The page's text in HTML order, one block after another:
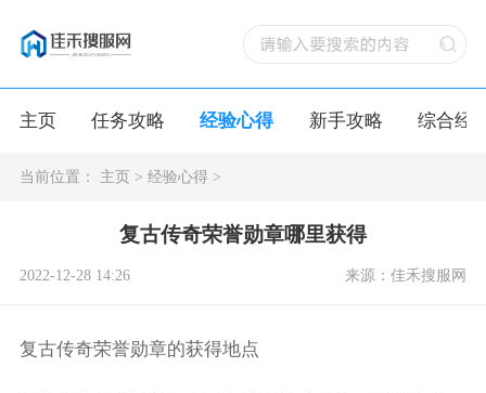
主页 任务攻略 经验心得 新手攻略 综合经
当前位置： 主页> 经验心得>
复古传奇荣誉勋章哪里获得
2022-12-28 14:26 来源：佳禾搜服网
复古传奇荣誉勋章的获得地点